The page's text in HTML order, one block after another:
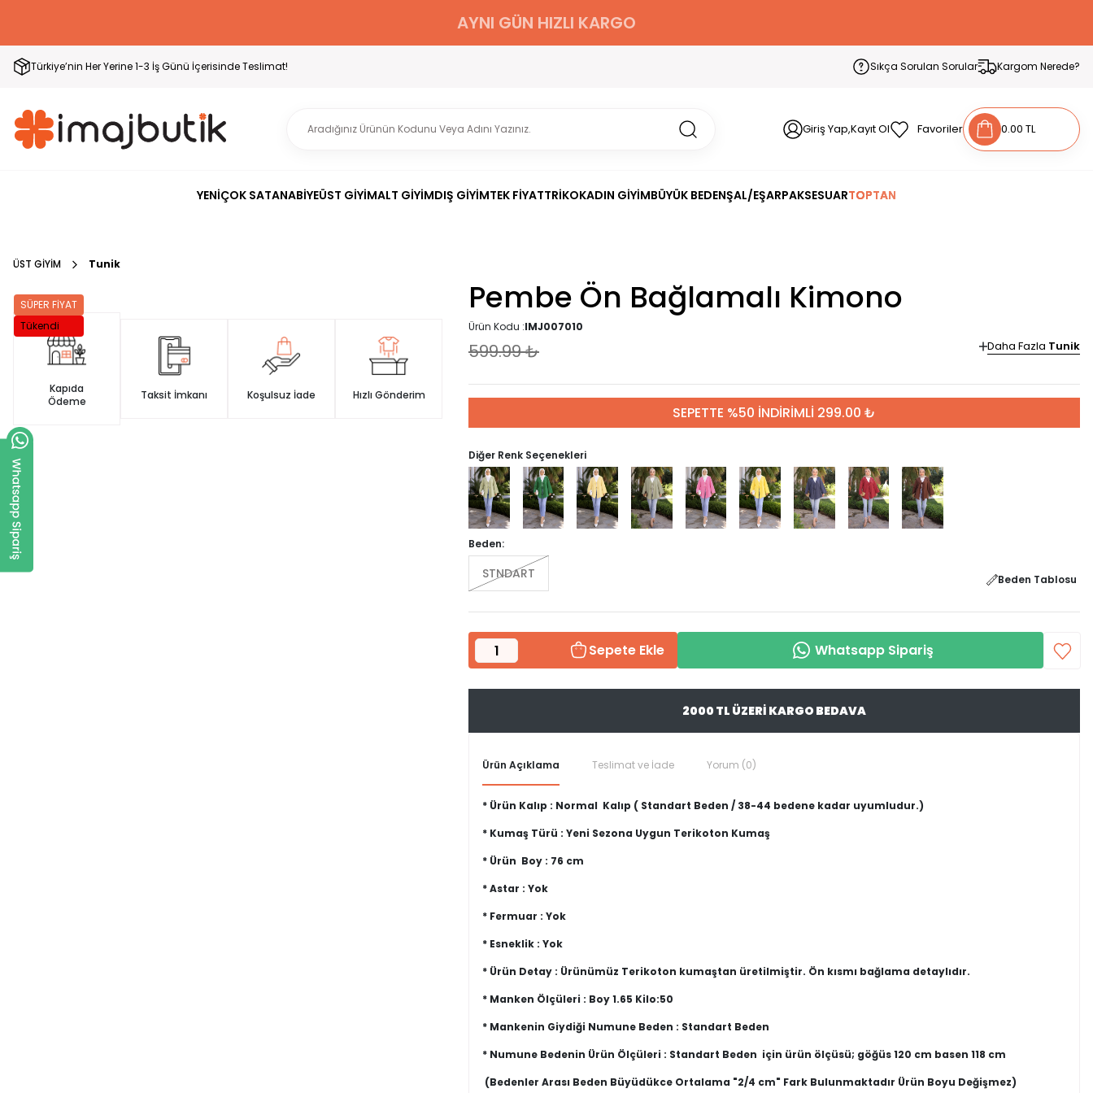
AYNI GÜN HIZLI KARGO
Türkiye’nin Her Yerine 1-3 İş Günü İçerisinde Teslimat! Sıkça Sorulan Sorular Kargom Nerede?
Giriş Yap,Kayıt Ol Favoriler 0.00 TL
YENİÇOK SATANABİYEÜST GİYİMALT GİYİMDIŞ GİYİMTEK FİYATTRİKOKADIN GİYİMBÜYÜK BEDENŞAL/EŞARPAKSESUARTOPTAN
ÜST GİYİM Tunik
SÜPER FİYAT
Tükendi
Kapıda
Ödeme
Taksit İmkanı Koşulsuz İade Hızlı Gönderim
Pembe Ön Bağlamalı Kimono
Ürün Kodu :IMJ007010
599.99₺ Daha Fazla Tunik
SEPETTE %50 İNDİRİMLİ 299.00 ₺
Diğer Renk Seçenekleri
Beden:
STNDART Beden Tablosu
Sepete Ekle Whatsapp Sipariş
2000 TL ÜZERİ KARGO BEDAVA
Ürün Açıklama Teslimat ve İade Yorum (0)
* Ürün Kalıp : Normal Kalıp ( Standart Beden / 38-44 bedene kadar uyumludur.)
* Kumaş Türü : Yeni Sezona Uygun Terikoton Kumaş
* Ürün Boy : 76 cm
* Astar : Yok
* Fermuar : Yok
* Esneklik : Yok
* Ürün Detay : Ürünümüz Terikoton kumaştan üretilmiştir. Ön kısmı bağlama detaylıdır.
* Manken Ölçüleri : Boy 1.65 Kilo:50
* Mankenin Giydiği Numune Beden : Standart Beden
* Numune Bedenin Ürün Ölçüleri : Standart Beden için ürün ölçüsü; göğüs 120 cm basen 118 cm
(Bedenler Arası Beden Büyüdükce Ortalama "2/4 cm" Fark Bulunmaktadır Ürün Boyu Değişmez)